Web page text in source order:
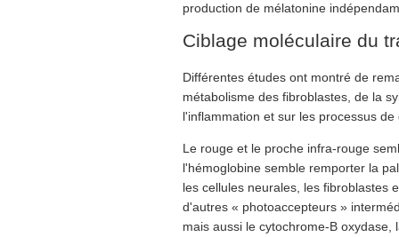
production de mélatonine
Ciblage moléculaire du
Différentes études ont montré de
métabolisme des fibroblastes, de la
l'inflammation et sur les processus de
Le rouge et le proche infra-rouge
l'hémoglobine semble remporter la
les cellules neurales, les fibroblastes
d'autres « photoaccepteurs »
mais aussi le cytochrome-B